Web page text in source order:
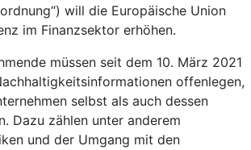
will die Europäische Union
im Finanzsektor erhöhen.
müssen seit dem 10. März 2021
offenlegen,
selbst als auch dessen
Dazu zählen unter anderem
und der Umgang mit den